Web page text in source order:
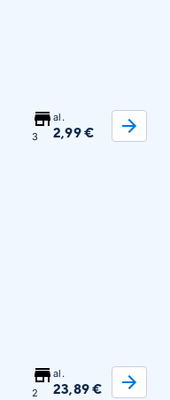
3
al.
2,99 €
2
al.
23,89 €